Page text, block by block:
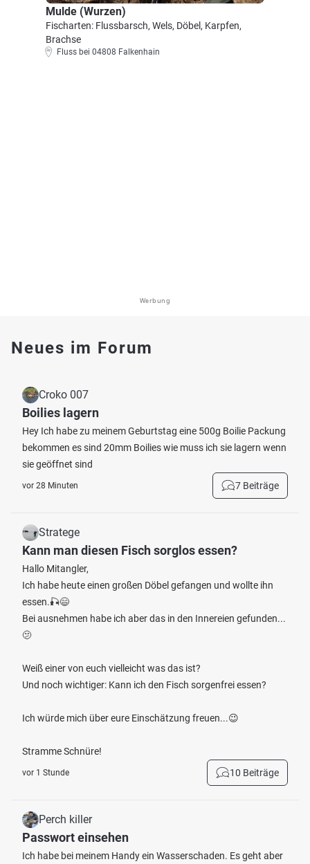
Mulde (Wurzen)
Fischarten: Flussbarsch, Wels, Döbel, Karpfen,
Brachse
Fluss bei 04808 Falkenhain
Werbung
Neues im Forum
Croko 007
Boilies lagern
Hey Ich habe zu meinem Geburtstag eine 500g Boilie Packung
bekommen es sind 20mm Boilies wie muss ich sie lagern wenn
sie geöffnet sind
vor 28 Minuten 7 Beiträge
Stratege
Kann man diesen Fisch sorglos essen?
Hallo Mitangler,
Ich habe heute einen großen Döbel gefangen und wollte ihn
essen.🎣😄
Bei ausnehmen habe ich aber das in den Innereien gefunden...
🫤
Weiß einer von euch vielleicht was das ist?
Und noch wichtiger: Kann ich den Fisch sorgenfrei essen?
Ich würde mich über eure Einschätzung freuen...😉
Stramme Schnüre!
vor 1 Stunde 10 Beiträge
Perch killer
Passwort einsehen
Ich habe bei meinem Handy ein Wasserschaden. Es geht aber